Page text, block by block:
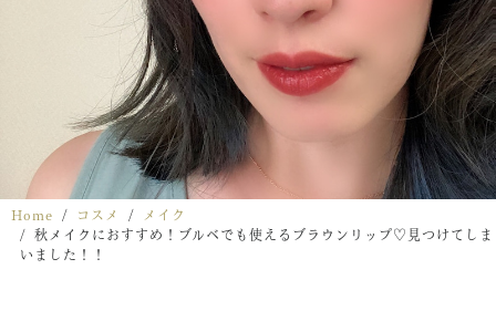
Home コスメ
メイク
秋メイクにおすすめ！ブルベでも使えるブラウンリップ♡見つけてしま
いました！！